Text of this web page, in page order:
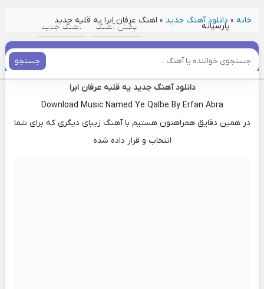
پارسیانه پخش آهنگ آهنگ جدید
جستجو
خانه» دانلود آهنگ جدید » اهنگ عرفان ابرا یه قلبه جدید
اهنگ عرفان ابرا یه قلبه جدید
دانلود آهنگ جدید یه قلبه عرفان ابرا
Download Music Named Ye Qalbe By Erfan Abra
در همین دقایق همراهتون هستیم با آهنگ زیبای دیگری که برای شما
انتخاب و قرار داده شده